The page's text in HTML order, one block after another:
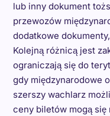
lub inny dokument
przewozów
dodatkowe
Kolejną różnicą jest
ograniczają się do
gdy międzynarodowe
szerszy wachlarz
ceny biletów mogą się